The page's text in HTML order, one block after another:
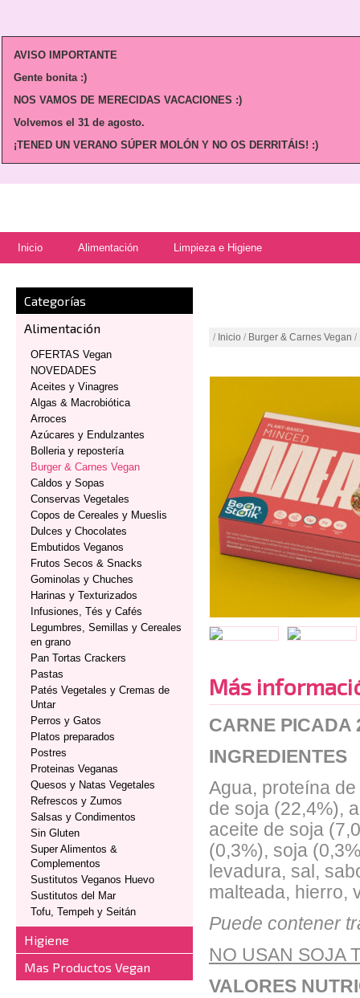
AVISO IMPORTANTE
Gente bonita :)
NOS VAMOS DE MERECIDAS VACACIONES :)
Volvemos el 31 de agosto.
¡TENED UN VERANO SÚPER MOLÓN Y NO OS DERRITÁIS! :)
Inicio Alimentación Limpieza e Higiene
Categorías
Alimentación
OFERTAS Vegan
NOVEDADES
Aceites y Vinagres
Algas & Macrobiótica
Arroces
Azúcares y Endulzantes
Bolleria y repostería
Burger & Carnes Vegan
Caldos y Sopas
Conservas Vegetales
Copos de Cereales y Mueslis
Dulces y Chocolates
Embutidos Veganos
Frutos Secos & Snacks
Gominolas y Chuches
Harinas y Texturizados
Infusiones, Tés y Cafés
Legumbres, Semillas y Cereales
en grano
Pan Tortas Crackers
Pastas
Patés Vegetales y Cremas de
Untar
Perros y Gatos
Platos preparados
Postres
Proteinas Veganas
Quesos y Natas Vegetales
Refrescos y Zumos
Salsas y Condimentos
Sin Gluten
Super Alimentos &
Complementos
Sustitutos Veganos Huevo
Sustitutos del Mar
Tofu, Tempeh y Seitán
Higiene
Mas Productos Vegan
/ Inicio / Burger & Carnes Vegan /
Más
CARNE PICADA
INGREDIENTES
Agua, proteína
de soja (22,4%),
aceite de soja
(0,3%), soja
levadura, sal,
malteada, hierro,
Puede contener
NO USAN SOJA
VALORES